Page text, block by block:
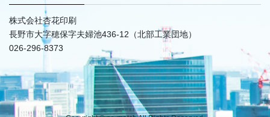
株式会社杏花印刷
長野市大字穂保字夫婦池436-12（北部工業団地）
026-296-8373